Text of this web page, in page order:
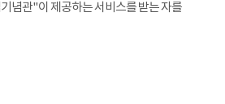
념관"이 제공하는 서비스를 받는 자를